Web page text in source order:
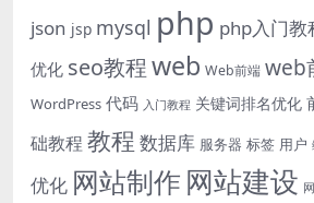
json jsp mysql php php入门教
优化 seo教程web Web前端 web
WordPress 代码 入门教程 关键词排名优化
础教程 教程 数据库 服务器 标签 用户
优化 网站制作 网站建设